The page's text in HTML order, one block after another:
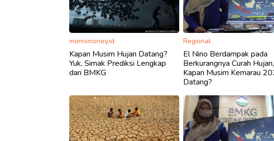
momsmoney.id
Kapan Musim Hujan Datang?
Yuk, Simak Prediksi Lengkap
dari BMKG
Regional
El Nino Berdampak pada
Berkurangnya Curah Hujan,
Kapan Musim Kemarau
Datang?